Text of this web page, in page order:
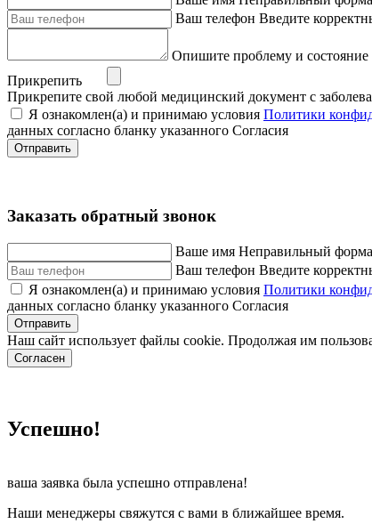
Ваш телефон Введите
Опишите проблему и состояние
Прикрепить
Прикрепите свой любой медицинский документ с
Я ознакомлен(а) и принимаю условия Политики
данных согласно бланку указанного Согласия
Отправить
Заказать обратный звонок
Ваше имя Неправильный
Ваш телефон Введите
Я ознакомлен(а) и принимаю условия Политики
данных согласно бланку указанного Согласия
Отправить
Наш сайт использует файлы cookie. Продолжая им
Согласен
Успешно!
ваша заявка была успешно отправлена!
Наши менеджеры свяжутся с вами в ближайшее время.